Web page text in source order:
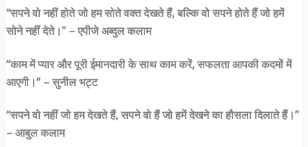
“सपने वो नहीं होते जो हम सोते वक्त देखते हैं, बल्कि वो सपने होते हैं जो हमें
सोने नहीं देते।” – एपीजे अब्दुल कलाम
“काम में प्यार और पूरी ईमानदारी के साथ काम करें, सफलता आपकी कदमों में
आएगी।” – सुनील भट्ट
“सपने वो नहीं जो हम देखते हैं, सपने वो हैं जो हमें देखने का हौसला दिलाते हैं।”
– आबुल कलाम